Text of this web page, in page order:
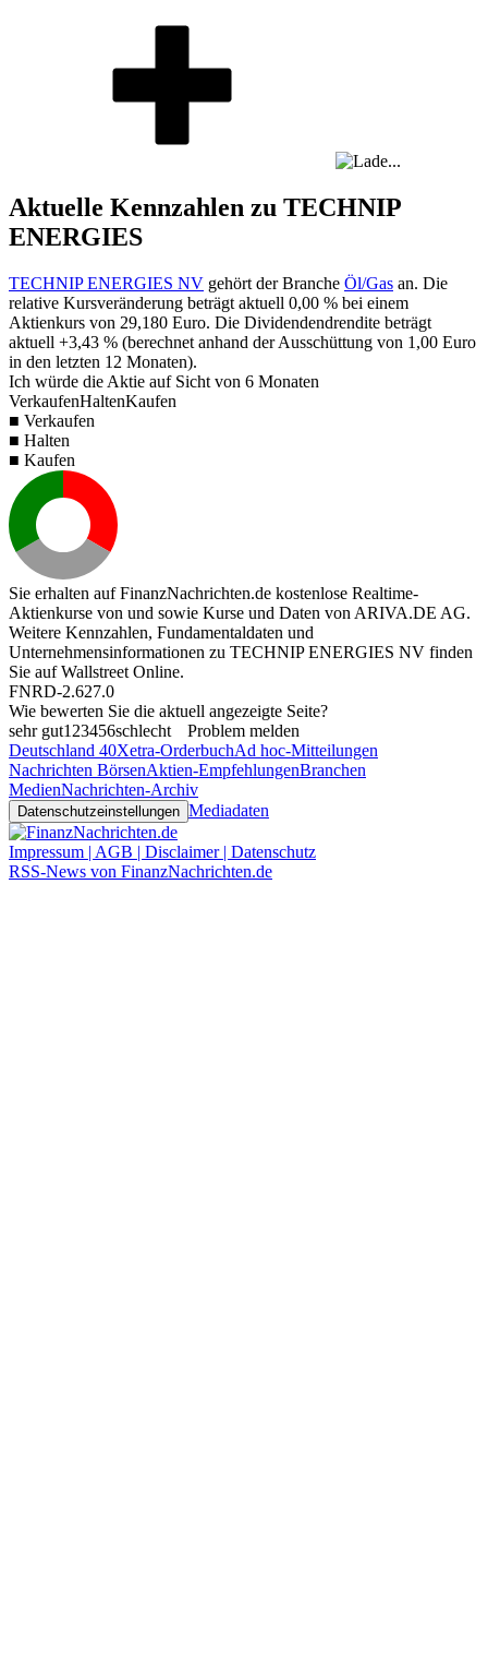
Aktuelle Kennzahlen zu TECHNIP
ENERGIES
TECHNIP ENERGIES NV gehört der Branche Öl/Gas an. Die
relative Kursveränderung beträgt aktuell 0,00 % bei einem
Aktienkurs von 29,180 Euro. Die Dividendendrendite beträgt
aktuell +3,43 % (berechnet anhand der Ausschüttung von 1,00 Euro
in den letzten 12 Monaten).
Ich würde die Aktie auf Sicht von 6 Monaten
VerkaufenHaltenKaufen
■ Verkaufen
■ Halten
■ Kaufen
Sie erhalten auf FinanzNachrichten.de kostenlose Realtime-
Aktienkurse von und sowie Kurse und Daten von ARIVA.DE AG.
Weitere Kennzahlen, Fundamentaldaten und
Unternehmensinformationen zu TECHNIP ENERGIES NV finden
Sie aufWallstreet Online.
FNRD-2.627.0
Wie bewerten Sie die aktuell angezeigte Seite?
sehr gut1 23456schlecht
Problem melden
Deutschland 40Xetra-OrderbuchAd hoc-Mitteilungen
Nachrichten BörsenAktien-EmpfehlungenBranchen
MedienNachrichten-Archiv
Datenschutzeinstellungen Mediadaten
Impressum | AGB | Disclaimer | Datenschutz
RSS-News von FinanzNachrichten.de